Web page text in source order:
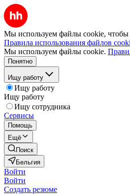
Мы используем файлы cookie, чтобы
Правила использования файлов
Мы используем файлы cookie.
Понятно
Ищу работу
Ищу работу
Ищу работу
Ищу сотрудника
Сервисы
Помощь
Ещё
Поиск
Бельгия
Войти
Войти
Создать резюме